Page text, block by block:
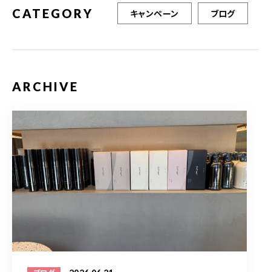
CATEGORY キャンペーン ブログ
ARCHIVE